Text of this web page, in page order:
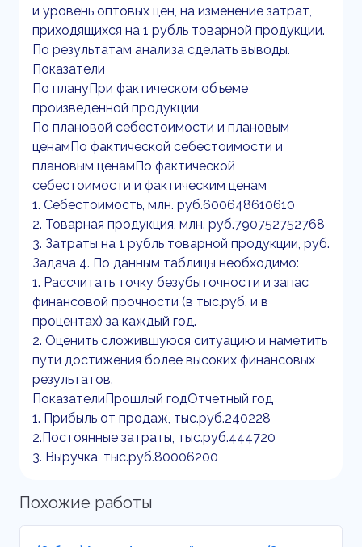
и уровень оптовых цен, на изменение затрат,
приходящихся на 1 рубль товарной продукции.
По результатам анализа сделать выводы.
Показатели
По плануПри фактическом объеме
произведенной продукции
По плановой себестоимости и плановым
ценамПо фактической себестоимости и
плановым ценамПо фактической
себестоимости и фактическим ценам
1. Себестоимость, млн. руб.600648610610
2. Товарная продукция, млн. руб.790752752768
3. Затраты на 1 рубль товарной продукции, руб.
Задача 4. По данным таблицы необходимо:
1. Рассчитать точку безубыточности и запас
финансовой прочности (в тыс.руб. и в
процентах) за каждый год.
2. Оценить сложившуюся ситуацию и наметить
пути достижения более высоких финансовых
результатов.
ПоказателиПрошлый годОтчетный год
1. Прибыль от продаж, тыс.руб.240228
2.Постоянные затраты, тыс.руб.444720
3. Выручка, тыс.руб.80006200
Похожие работы